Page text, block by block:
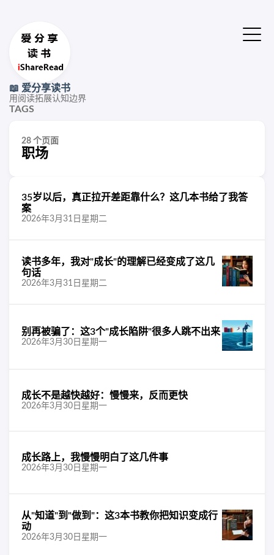
📖 爱分享读书
用阅读拓展认知边界
TAGS
28 个页面
职场
35岁以后，真正拉开差距靠什么？这几本书给了我答
案
2026年3月31日星期二
读书多年，我对"成长"的理解已经变成了这几
句话
2026年3月31日星期二
别再被骗了：这3个"成长陷阱"很多人跳不出来
2026年3月30日星期一
成长不是越快越好：慢慢来，反而更快
2026年3月30日星期一
成长路上，我慢慢明白了这几件事
2026年3月30日星期一
从"知道"到"做到"：这3本书教你把知识变成行
动
2026年3月30日星期一